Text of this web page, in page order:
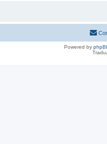
Powered by